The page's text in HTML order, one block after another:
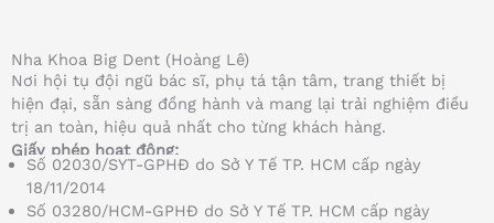
Nha Khoa Big Dent (Hoàng Lê)
Nơi hội tụ đội ngũ bác sĩ, phụ tá tận tâm, trang thiết bị
hiện đại, sẵn sàng đồng hành và mang lại trải nghiệm điều
trị an toàn, hiệu quả nhất cho từng khách hàng.
Giấy phép hoạt động:
Số 02030/SYT-GPHĐ do Sở Y Tế TP. HCM cấp ngày
18/11/2014
Số 03280/HCM-GPHĐ do Sở Y Tế TP. HCM cấp ngày